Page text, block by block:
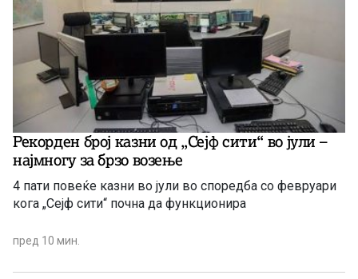
Рекорден број казни од „Сејф сити“ во јули –
најмногу за брзо возење
4 пати повеќе казни во јули во споредба со февруари
кога „Сејф сити“ почна да функционира
пред 10 мин.